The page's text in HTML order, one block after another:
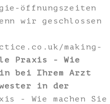
öffnungszeiten
wir geschlossen
making-
Praxis - Wie
bei Ihrem Arzt
in der
- Wie machen Sie